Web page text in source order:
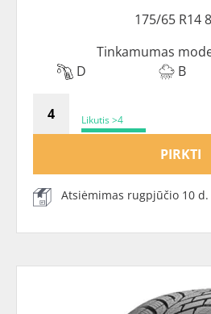
175/65 R14
Tinkamumas
D
B
Likutis >4
PIRKTI
Atsiėmimas rugpjūčio 10 d.